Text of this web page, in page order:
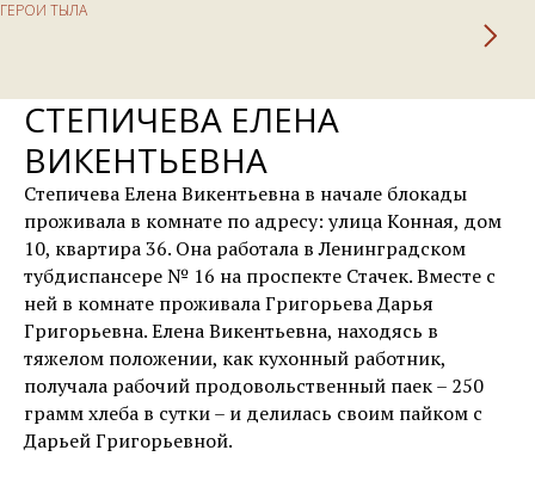
ГЕРОИ ТЫЛА
СТЕПИЧЕВА ЕЛЕНА
ВИКЕНТЬЕВНА
Степичева Елена Викентьевна в начале блокады
проживала в комнате по адресу: улица Конная, дом
10, квартира 36. Она работала в Ленинградском
тубдиспансере № 16 на проспекте Стачек. Вместе с
ней в комнате проживала Григорьева Дарья
Григорьевна. Елена Викентьевна, находясь в
тяжелом положении, как кухонный работник,
получала рабочий продовольственный паек – 250
грамм хлеба в сутки – и делилась своим пайком с
Дарьей Григорьевной.